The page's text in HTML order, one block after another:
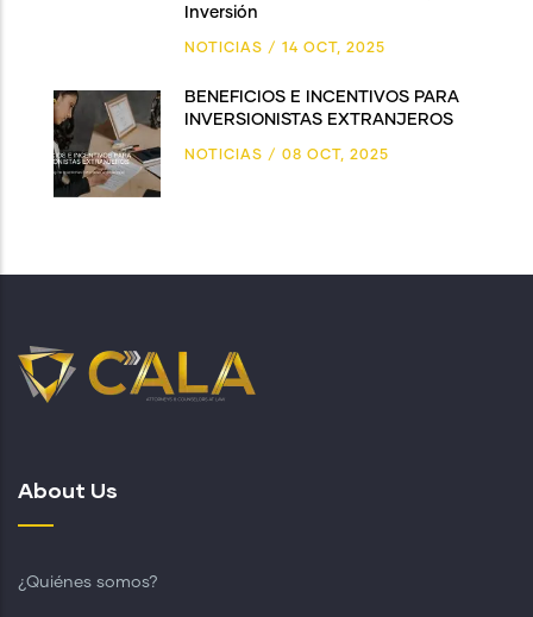
Inversión
NOTICIAS / 14 OCT, 2025
BENEFICIOS E INCENTIVOS PARA
INVERSIONISTAS EXTRANJEROS
NOTICIAS / 08 OCT, 2025
About Us
¿Quiénes somos?